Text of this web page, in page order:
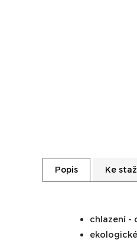
Popis Ke
chlazení -